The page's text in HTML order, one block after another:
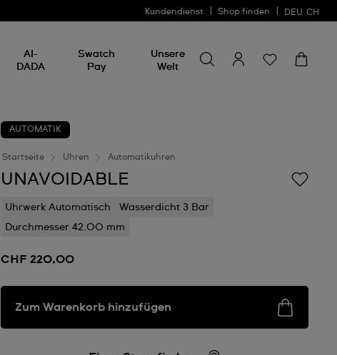
Kundendienst Shop finden DEU CH
AI-
DADA
Swatch
Pay
Unsere
Welt
etwas
suchen
AUTOMATIK
Startseite Uhren Automatikuhren
UNAVOIDABLE
Uhrwerk Automatisch
Wasserdicht 3 Bar
Durchmesser 42.00 mm
CHF 220,00
Zum Warenkorb hinzufügen